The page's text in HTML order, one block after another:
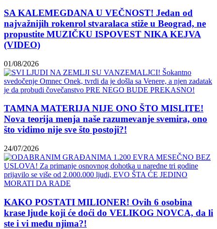
SA KALEMEGDANA U VEČNOST! Jedan od
najvažnijih rokenrol stvaralaca stiže u Beograd, ne
propustite MUZIČKU ISPOVEST NIKA KEJVA
(VIDEO)
01/08/2026
TAMNA MATERIJA NIJE ONO ŠTO MISLITE!
Nova teorija menja naše razumevanje svemira, ono
što vidimo nije sve što postoji?!
24/07/2026
KAKO POSTATI MILIONER! Ovih 6 osobina
krase ljude koji će doći do VELIKOG NOVCA, da li
ste i vi među njima?!